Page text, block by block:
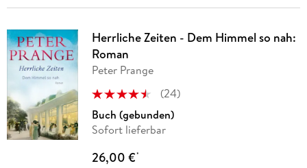
Herrliche Zeiten - Dem Himmel so nah:
Roman
Peter Prange
(24)
Buch (gebunden)
Sofort lieferbar
26,00 €*